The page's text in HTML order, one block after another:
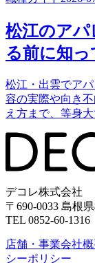
松江のアパ
る前に知
松江・出雲でア
容の実際や向き
え方まで、等身
デコレ株式会社
〒690-0033 島根
TEL 0852-60-1316
店舗・事業会社
シーポリシー